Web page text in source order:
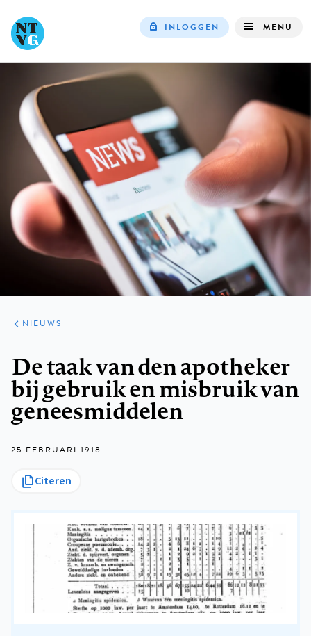
INLOGGEN MENU
ARTIKELEN
HET
KORT
NIEUWS
De taak van den apotheker
bij gebruik en misbruik van
geneesmiddelen
25 FEBRUARI 1918
Citeren